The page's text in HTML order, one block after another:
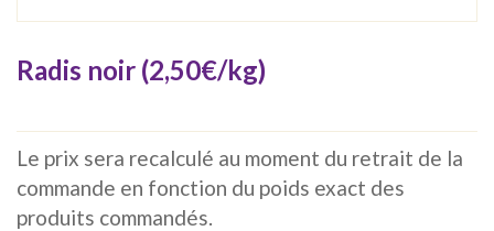
Radis noir (2,50€/kg)
Le prix sera recalculé au moment du retrait de la
commande en fonction du poids exact des
produits commandés.